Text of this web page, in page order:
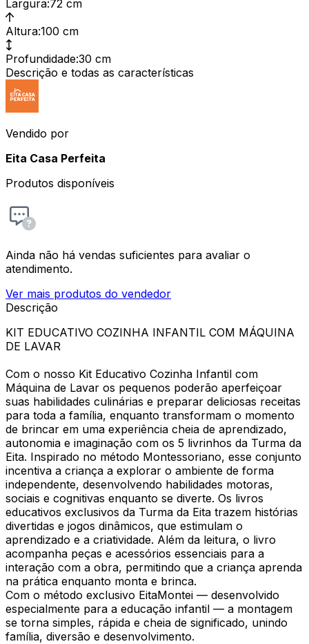
Largura:72 cm
Altura:100 cm
Profundidade:30 cm
Descrição e todas as características
Vendido por
Eita Casa Perfeita
Produtos disponíveis
Ainda não há vendas suficientes para avaliar o
atendimento.
Ver mais produtos do vendedor
Descrição
KIT EDUCATIVO COZINHA INFANTIL COM MÁQUINA
DE LAVAR
Com o nosso Kit Educativo Cozinha Infantil com
Máquina de Lavar os pequenos poderão aperfeiçoar
suas habilidades culinárias e preparar deliciosas receitas
para toda a família, enquanto transformam o momento
de brincar em uma experiência cheia de aprendizado,
autonomia e imaginação com os 5 livrinhos da Turma da
Eita. Inspirado no método Montessoriano, esse conjunto
incentiva a criança a explorar o ambiente de forma
independente, desenvolvendo habilidades motoras,
sociais e cognitivas enquanto se diverte. Os livros
educativos exclusivos da Turma da Eita trazem histórias
divertidas e jogos dinâmicos, que estimulam o
aprendizado e a criatividade. Além da leitura, o livro
acompanha peças e acessórios essenciais para a
interação com a obra, permitindo que a criança aprenda
na prática enquanto monta e brinca.
Com o método exclusivo EitaMontei — desenvolvido
especialmente para a educação infantil — a montagem
se torna simples, rápida e cheia de significado, unindo
família, diversão e desenvolvimento.